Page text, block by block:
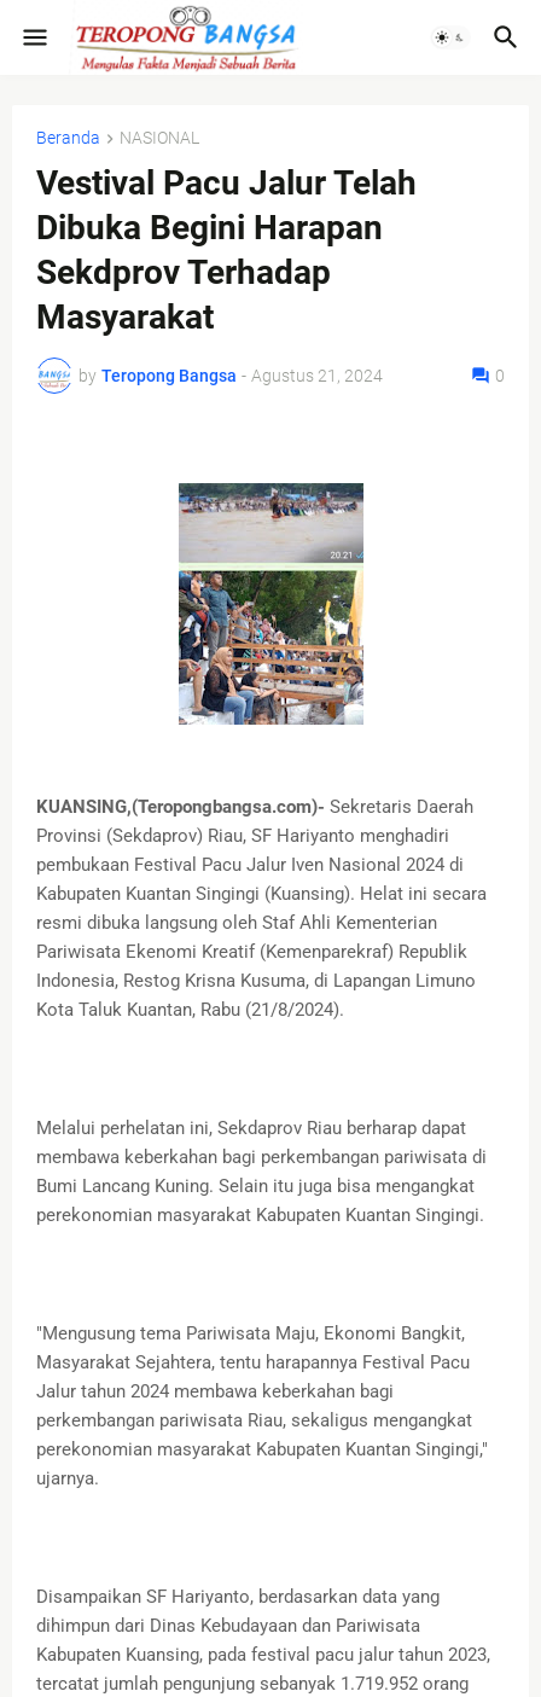
Beranda NASIONAL
Vestival Pacu Jalur Telah
Dibuka Begini Harapan
Sekdprov Terhadap
Masyarakat
by Teropong Bangsa - Agustus 21, 2024 0
KUANSING,(Teropongbangsa.com)- Sekretaris Daerah
Provinsi (Sekdaprov) Riau, SF Hariyanto menghadiri
pembukaan Festival Pacu Jalur Iven Nasional 2024 di
Kabupaten Kuantan Singingi (Kuansing). Helat ini secara
resmi dibuka langsung oleh Staf Ahli Kementerian
Pariwisata Ekenomi Kreatif (Kemenparekraf) Republik
Indonesia, Restog Krisna Kusuma, di Lapangan Limuno
Kota Taluk Kuantan, Rabu (21/8/2024).
Melalui perhelatan ini, Sekdaprov Riau berharap dapat
membawa keberkahan bagi perkembangan pariwisata di
Bumi Lancang Kuning. Selain itu juga bisa mengangkat
perekonomian masyarakat Kabupaten Kuantan Singingi.
"Mengusung tema Pariwisata Maju, Ekonomi Bangkit,
Masyarakat Sejahtera, tentu harapannya Festival Pacu
Jalur tahun 2024 membawa keberkahan bagi
perkembangan pariwisata Riau, sekaligus mengangkat
perekonomian masyarakat Kabupaten Kuantan Singingi,"
ujarnya.
Disampaikan SF Hariyanto, berdasarkan data yang
dihimpun dari Dinas Kebudayaan dan Pariwisata
Kabupaten Kuansing, pada festival pacu jalur tahun 2023,
tercatat jumlah pengunjung sebanyak 1.719.952 orang